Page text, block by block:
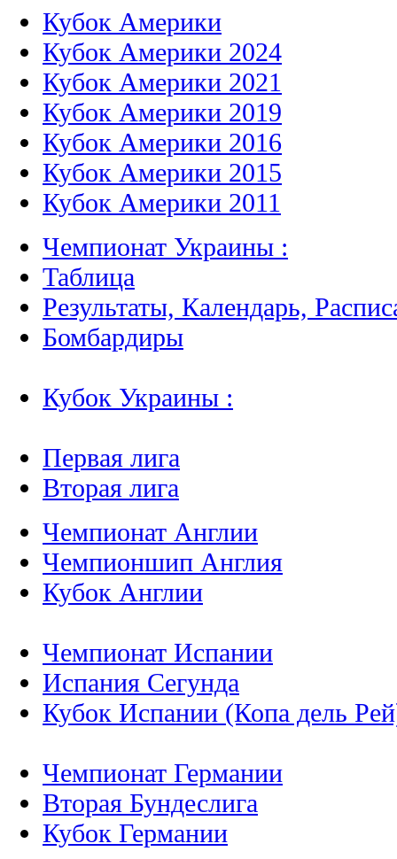
Кубок Америки
Кубок Америки 2024
Кубок Америки 2021
Кубок Америки 2019
Кубок Америки 2016
Кубок Америки 2015
Кубок Америки 2011
Чемпионат Украины :
Таблица
Результаты, Календарь,
Бомбардиры
Кубок Украины :
Первая лига
Вторая лига
Чемпионат Англии
Чемпионшип Англия
Кубок Англии
Чемпионат Испании
Испания Сегунда
Кубок Испании (Копа дель
Чемпионат Германии
Вторая Бундеслига
Кубок Германии